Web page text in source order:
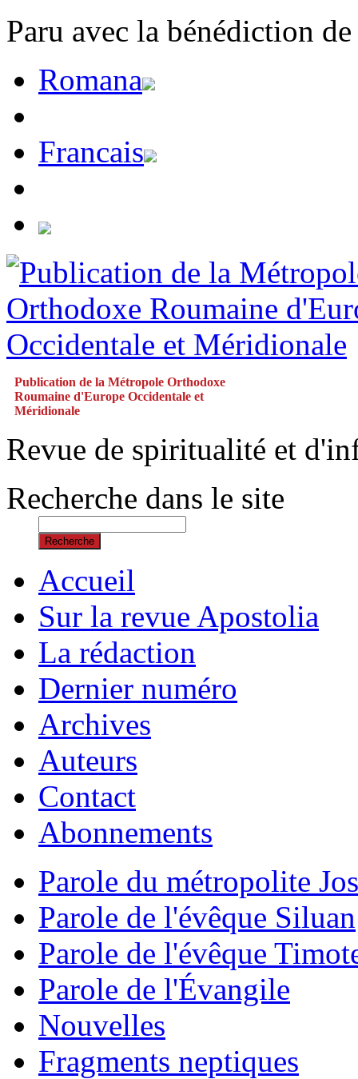
Paru avec la bénédiction
Romana
Francais
Publication de la Métropole Orthodoxe
Roumaine d'Europe Occidentale et
Méridionale
Revue de spiritualité et
Recherche dans le site
Recherche
Accueil
Sur la revue Apostolia
La rédaction
Dernier numéro
Archives
Auteurs
Contact
Abonnements
Parole du métropolite
Parole de l'évêque Siluan
Parole de l'évêque
Parole de l'Évangile
Nouvelles
Fragments neptiques